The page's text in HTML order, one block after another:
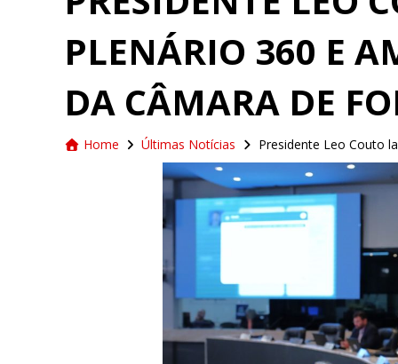
PLENÁRIO 360 E
DA CÂMARA DE
Home Últimas Notícias Presidente Leo Couto